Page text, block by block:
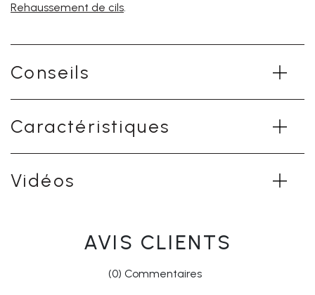
Rehaussement de cils.
Conseils
Caractéristiques
Vidéos
AVIS CLIENTS
(0) Commentaires